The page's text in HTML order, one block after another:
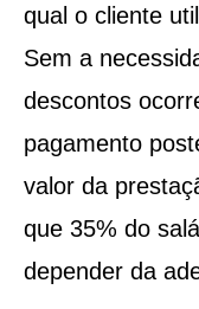
qual o cliente
Sem a
descontos
pagamento
valor da
que 35% do
depender da